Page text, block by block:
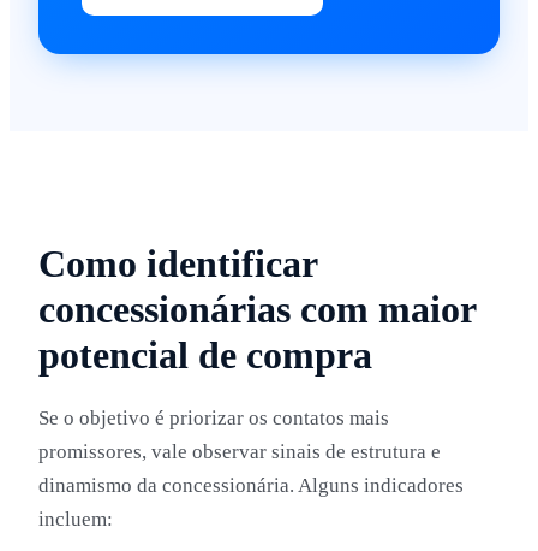
Como identificar
concessionárias com maior
potencial de compra
Se o objetivo é priorizar os contatos mais
promissores, vale observar sinais de estrutura e
dinamismo da concessionária. Alguns indicadores
incluem: